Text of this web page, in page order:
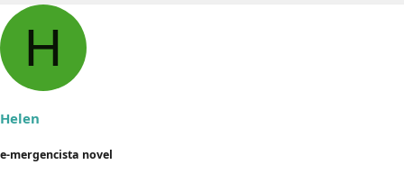
i
o
d
l
h
e
i
H
Helen
e-mergencista novel